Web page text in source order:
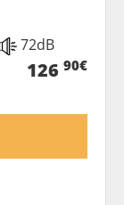
72dB
126 90€